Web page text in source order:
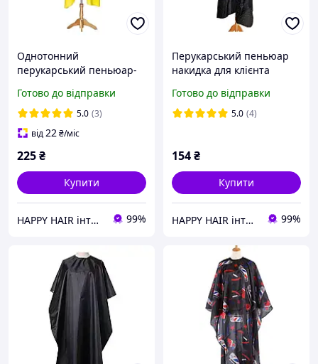
Однотонний
перукарський пеньюар-
(жовтий)
Готово до відправки
5.0 (3)
від22₴/міс
225₴
Купити
HAPPY HAIR інтернет-магазин професійної косметики для волосся 99%
Перукарський пеньюар
накидка для клієнта
Готово до відправки
5.0 (4)
154₴
Купити
HAPPY HAIR інтернет-магазин професійної косметики для волосся 99%